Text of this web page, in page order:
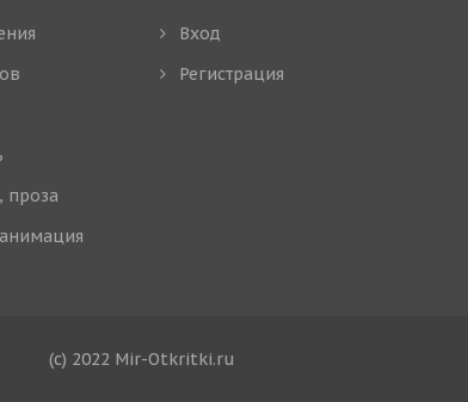
проза
Вход
Регистрация
(c) 2022 Mir-Otkritki.ru